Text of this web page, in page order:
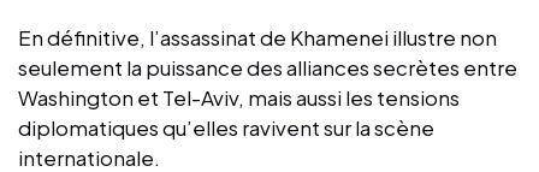
En définitive, l’assassinat de Khamenei illustre non
seulement la puissance des alliances secrètes entre
Washington et Tel-Aviv, mais aussi les tensions
diplomatiques qu’elles ravivent sur la scène
internationale.